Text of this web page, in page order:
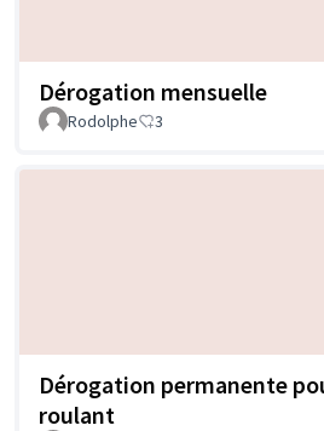
Dérogation mensuelle
Rodolphe 3
Dérogation permanente
roulant